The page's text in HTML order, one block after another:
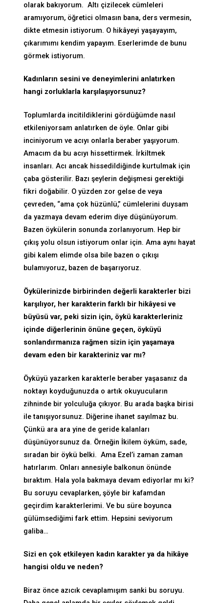
olarak bakıyorum. Altı çizilecek cümleleri
aramıyorum, öğretici olmasın bana, ders vermesin,
dikte etmesin istiyorum. O hikâyeyi yaşayayım,
çıkarımımı kendim yapayım. Eserlerimde de bunu
görmek istiyorum.
Kadınların sesini ve deneyimlerini anlatırken
hangi zorluklarla karşılaşıyorsunuz?
Toplumlarda incitildiklerini gördüğümde nasıl
etkileniyorsam anlatırken de öyle. Onlar gibi
inciniyorum ve acıyı onlarla beraber yaşıyorum.
Amacım da bu acıyı hissettirmek. İrkiltmek
insanları. Acı ancak hissedildiğinde kurtulmak için
çaba gösterilir. Bazı şeylerin değişmesi gerektiği
fikri doğabilir. O yüzden zor gelse de veya
çevreden, “ama çok hüzünlü,” cümlelerini duysam
da yazmaya devam ederim diye düşünüyorum.
Bazen öykülerin sonunda zorlanıyorum. Hep bir
çıkış yolu olsun istiyorum onlar için. Ama aynı hayat
gibi kalem elimde olsa bile bazen o çıkışı
bulamıyoruz, bazen de başarıyoruz.
Öykülerinizde birbirinden değerli karakterler bizi
karşılıyor, her karakterin farklı bir hikâyesi ve
büyüsü var, peki sizin için, öykü karakterleriniz
içinde diğerlerinin önüne geçen, öyküyü
sonlandırmanıza rağmen sizin için yaşamaya
devam eden bir karakteriniz var mı?
Öyküyü yazarken karakterle beraber yaşasanız da
noktayı koyduğunuzda o artık okuyucuların
zihninde bir yolculuğa çıkıyor. Bu arada başka birisi
ile tanışıyorsunuz. Diğerine ihanet sayılmaz bu.
Çünkü ara ara yine de geride kalanları
düşünüyorsunuz da. Örneğin İkilem öyküm, sade,
sıradan bir öykü belki. Ama Ezel’i zaman zaman
hatırlarım. Onları annesiyle balkonun önünde
bıraktım. Hala yola bakmaya devam ediyorlar mı ki?
Bu soruyu cevaplarken, şöyle bir kafamdan
geçirdim karakterlerimi. Ve bu süre boyunca
gülümsediğimi fark ettim. Hepsini seviyorum
galiba…
Sizi en çok etkileyen kadın karakter ya da hikâye
hangisi oldu ve neden?
Biraz önce azıcık cevaplamışım sanki bu soruyu.